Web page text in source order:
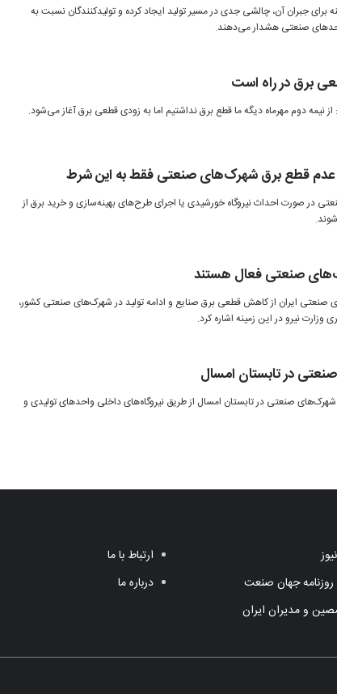
جبران آن، چالشی جدی در مسیر تولید ایجاد کرده و تولیدکنندگان نسبت به
صنعتی هشدار می‌دهند.
برق در راه است
نیمه دوم مهرماه دیگه ما قطع برق نداشتیم اما به زودی قطعی برق آغاز می‌شود.
عدم قطع برق شهرک‌های صنعتی فقط به این شرط
در صورت احداث نیروگاه خورشیدی یا اجرای طرح‌های بهینه‌سازی و خرید برق از
صنعتی فعال هستند
ایران از کاهش قطعی برق صنایع و ادامه تولید در شهرک‌های صنعتی کشور،
نیرو در این زمینه اشاره کرد.
در تابستان امسال
۲۰ تا ۲۵ درصد برق شهرک‌های صنعتی در تابستان امسال از طریق نیروگاه‌های داخلی واحدهای تولیدی و
جهان صنعت
و مدیران ایران
ارتباط با ما
درباره ما